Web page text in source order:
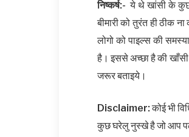
निष्कर्ष:- ये थे खांसी के कुछ
बीमारी को तुरंत ही ठीक
लोगो को पाइल्स की
है। इससे अच्छा है की खाँसी
जरूर बताइये।
Disclaimer:कोई भी
कुछ घरेलु नुस्खे है जो आप